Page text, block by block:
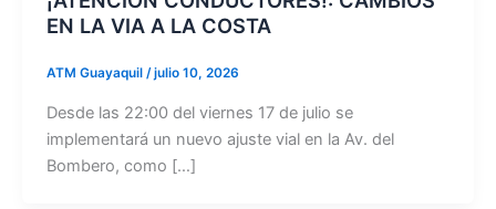
EN LA VIA A LA COSTA
ATM Guayaquil /julio 10, 2026
Desde las 22:00 del viernes 17 de julio se
implementará un nuevo ajuste vial en la Av. del
Bombero, como […]